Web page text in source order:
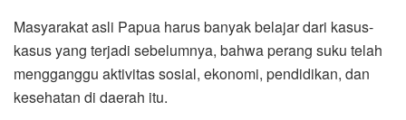
Masyarakat asli Papua harus banyak belajar dari kasus-
kasus yang terjadi sebelumnya, bahwa perang suku telah
mengganggu aktivitas sosial, ekonomi, pendidikan, dan
kesehatan di daerah itu.